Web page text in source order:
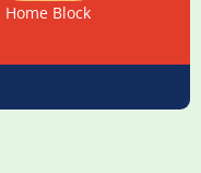
two dots by drawing
Home Block